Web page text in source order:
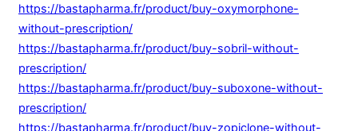
https://bastapharma.fr/product/buy-oxymorphone-
without-prescription/
https://bastapharma.fr/product/buy-sobril-without-
prescription/
https://bastapharma.fr/product/buy-suboxone-without-
prescription/
https://bastapharma.fr/product/buy-zopiclone-without-